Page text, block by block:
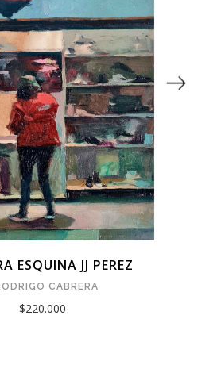
ESQUINA JJ PEREZ
CABRERA
$220.000